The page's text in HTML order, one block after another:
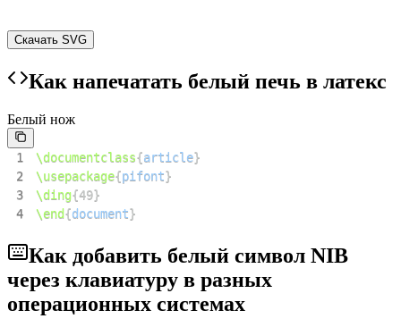
Скачать SVG
Как напечатать белый печь в латекс
Белый нож
1 \documentclass{article}
2
\usepackage{pifont}
3
\ding{49}
4
\end{document}
Как добавить белый символ NIB
через клавиатуру в разных
операционных системах